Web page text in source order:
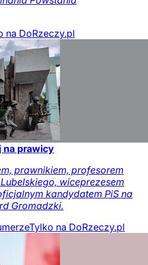
na DoRzeczy.pl
na prawicy
prawnikiem, profesorem
wiceprezesem
kandydatem PiS na
Gromadzki.
Tylko na DoRzeczy.pl